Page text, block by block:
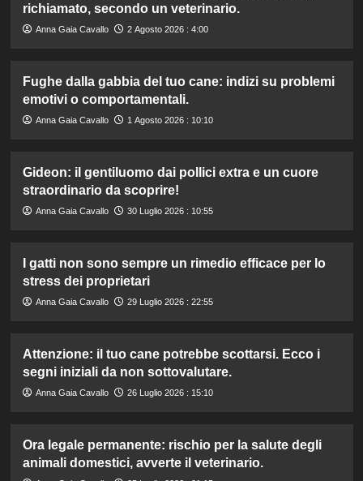
richiamato, secondo un veterinario.
Anna Gaia Cavallo 2 Agosto 2026 : 4:00
Fughe dalla gabbia del tuo cane: indizi su problemi
emotivi o comportamentali.
Anna Gaia Cavallo 1 Agosto 2026 : 10:10
Gideon: il gentiluomo dai pollici extra e un cuore
straordinario da scoprire!
Anna Gaia Cavallo 30 Luglio 2026 : 10:55
I gatti non sono sempre un rimedio efficace per lo
stress dei proprietari
Anna Gaia Cavallo 29 Luglio 2026 : 22:55
Attenzione: il tuo cane potrebbe scottarsi. Ecco i
segni iniziali da non sottovalutare.
Anna Gaia Cavallo 26 Luglio 2026 : 15:10
Ora legale permanente: rischio per la salute degli
animali domestici, avverte il veterinario.